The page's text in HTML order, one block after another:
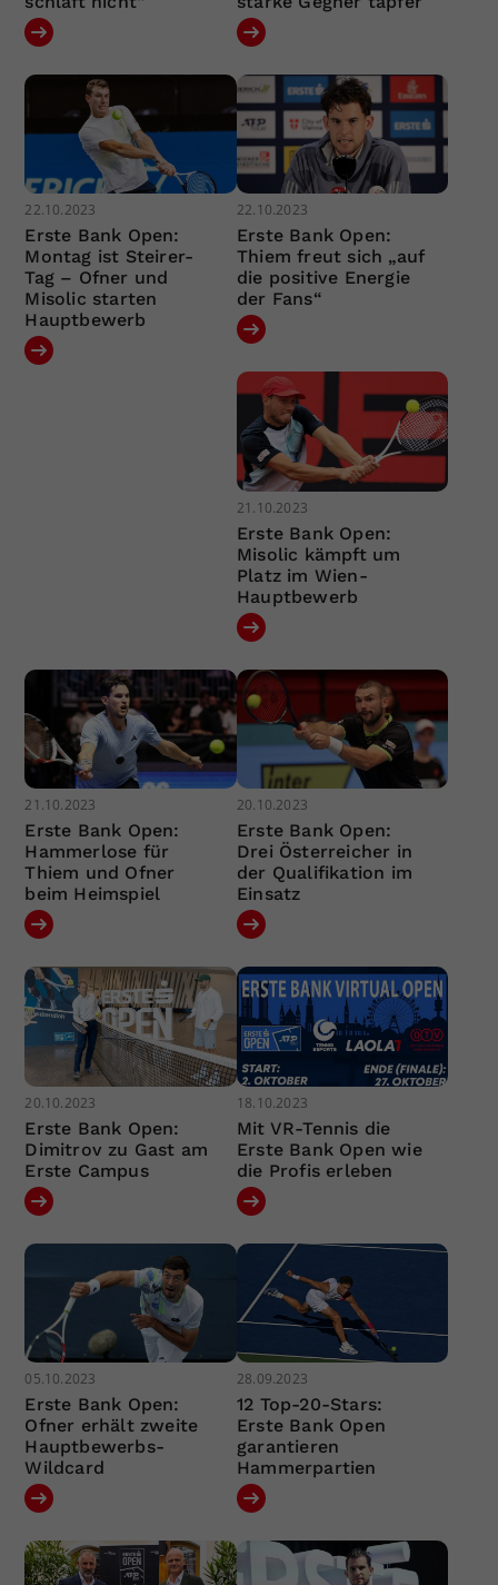
22.10.2023
Erste Bank Open:
Montag ist Steirer-
Tag – Ofner und
Misolic starten
Hauptbewerb
22.10.2023
Erste Bank Open:
Thiem freut sich „auf
die positive Energie
der Fans“
21.10.2023
Erste Bank Open:
Misolic kämpft um
Platz im Wien-
Hauptbewerb
21.10.2023
Erste Bank Open:
Hammerlose für
Thiem und Ofner
beim Heimspiel
20.10.2023
Erste Bank Open:
Drei Österreicher in
der Qualifikation im
Einsatz
20.10.2023
Erste Bank Open:
Dimitrov zu Gast am
Erste Campus
18.10.2023
Mit VR-Tennis die
Erste Bank Open wie
die Profis erleben
05.10.2023
Erste Bank Open:
Ofner erhält zweite
Hauptbewerbs-
Wildcard
28.09.2023
12 Top-20-Stars:
Erste Bank Open
garantieren
Hammerpartien